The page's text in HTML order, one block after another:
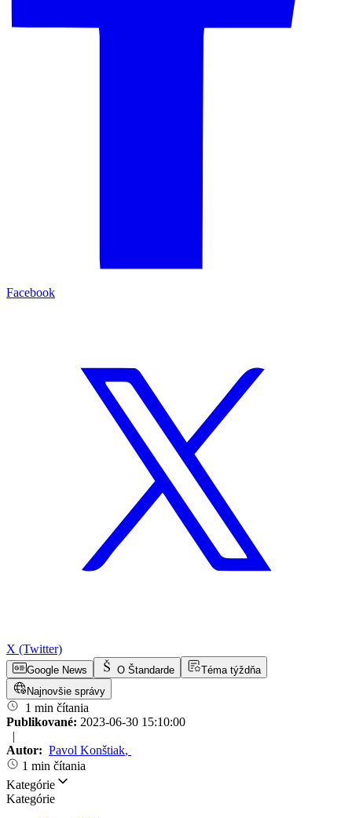
Facebook
X (Twitter)
Google News O Štandarde
Téma týždňa
Najnovšie správy
1 min čítania
Publikované: 2023-06-30 15:10:00
|
Autor: Pavol Konštiak,
1 min čítania
Kategórie
Kategórie